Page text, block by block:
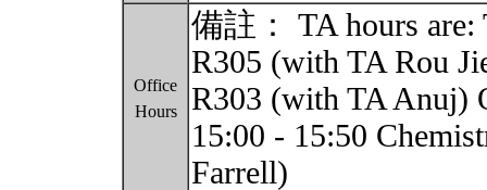
Office
Hours
備註： TA hours are:
R305 (with TA Rou
R303 (with TA Anuj)
15:00 - 15:50
Farrell)